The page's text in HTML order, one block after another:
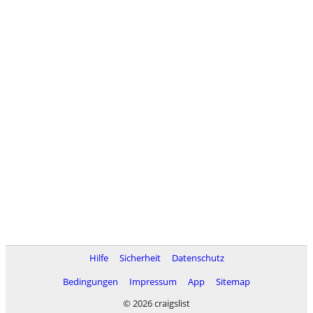
Hilfe Sicherheit
Datenschutz
Bedingungen
Impressum App
Sitemap
© 2026 craigslist